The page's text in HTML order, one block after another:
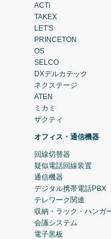
ACTi
TAKEX
LET'S
PRINCETON
OS
SELCO
DXデルカテック
ネクステージ
ATEN
ミカミ
ザクティ
オフィス・通信機器
回線切替器
疑似電話回線装置
通信機器
デジタル携帯電話PBX
テレワーク関連
収納・ラック・ハンガ
会議システム
電子黒板